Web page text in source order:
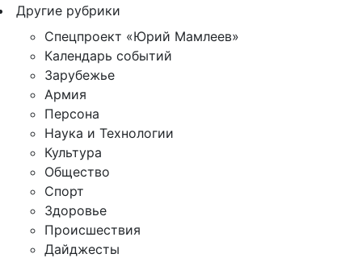
Другие рубрики
Спецпроект «Юрий Мамлеев»
Календарь событий
Зарубежье
Армия
Персона
Наука и Технологии
Культура
Общество
Спорт
Здоровье
Происшествия
Дайджесты